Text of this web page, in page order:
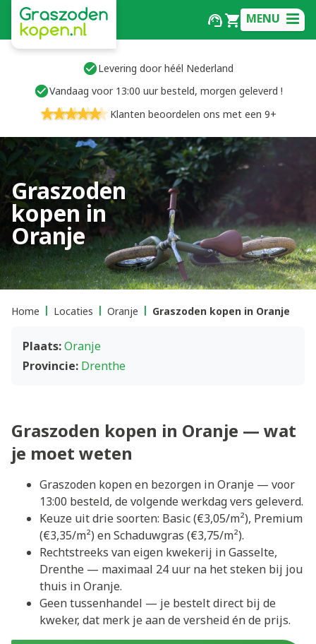
MENU
Levering door héél Nederland
Vandaag voor 13:00 uur besteld, morgen geleverd !
Klanten beoordelen ons met een 9+
Graszoden
kopen in
Oranje
Home Locaties Oranje Graszoden kopen in Oranje
Plaats:Oranje
Provincie: Drenthe
Graszoden kopen in Oranje — wat
je moet weten
Graszoden kopen en bezorgen in Oranje — voor
13:00 besteld, de volgende werkdag vers geleverd.
Keuze uit drie soorten: Basic (€3,05/m²), Premium
(€3,35/m²) en Schaduwgras (€3,75/m²).
Rechtstreeks van eigen kwekerij in Gasselte,
Drenthe — maximaal 24 uur na het steken bij jou
thuis in Oranje.
Geen tussenhandel — je bestelt direct bij de
kweker, dat merk je aan de versheid én de prijs.